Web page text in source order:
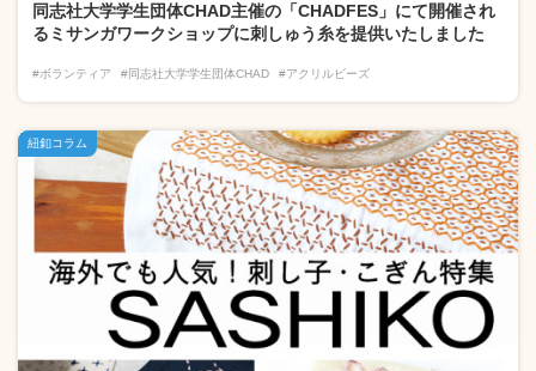
同志社大学学生団体CHAD主催の「CHADFES」にて開催され
るミサンガワークショップに刺しゅう糸を提供いたしました
#ボランティア #同志社大学学生団体CHAD #アクリルビーズ
紐釦コラム